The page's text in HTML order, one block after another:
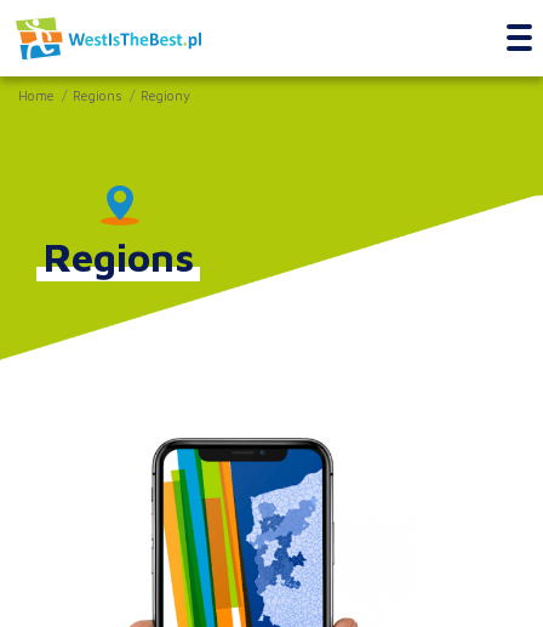
Home Regions Regiony
Regions